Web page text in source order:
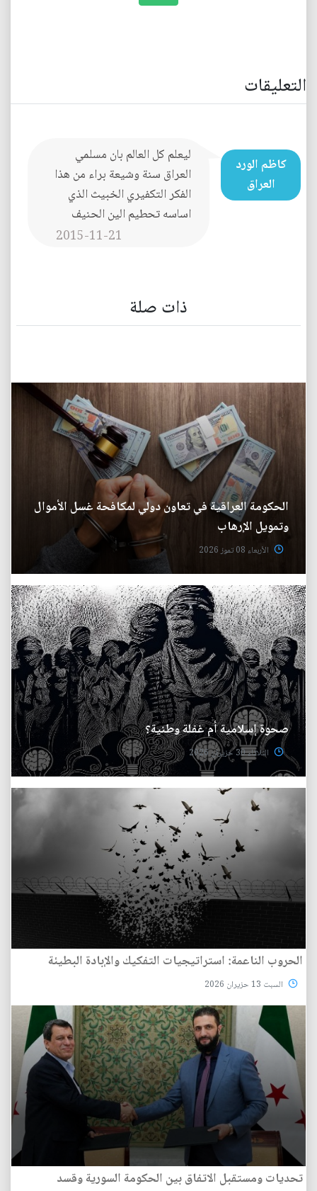
التعليقات
كاظم الورد
العراق
ليعلم كل العالم بان مسلمي
العراق سنة وشيعة براء من هذا
الفكر التكفيري الخبيث الذي
اساسه تحطيم الين الحنيف
2015-11-21
ذات صلة
الحكومة العراقية في تعاون دولي لمكافحة غسل الأموال
وتمويل الإرهاب
الأربعاء 08 تموز 2026
صحوة إسلامية أم غفلة وطنية؟
الثلاثاء 30 حزيران 2026
الحروب الناعمة: استراتيجيات التفكيك والإبادة البطيئة
السبت 13 حزيران 2026
تحديات ومستقبل الاتفاق بين الحكومة السورية وقسد